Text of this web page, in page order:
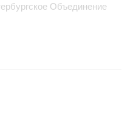
Объединение